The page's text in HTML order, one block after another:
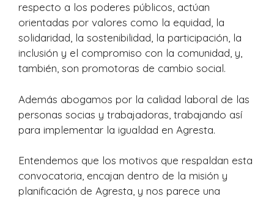
respecto a los poderes públicos, actúan
orientadas por valores como la equidad, la
solidaridad, la sostenibilidad, la participación, la
inclusión y el compromiso con la comunidad, y,
también, son promotoras de cambio social.
Además abogamos por la calidad laboral de las
personas socias y trabajadoras, trabajando así
para implementar la igualdad en Agresta.
Entendemos que los motivos que respaldan esta
convocatoria, encajan dentro de la misión y
planificación de Agresta, y nos parece una